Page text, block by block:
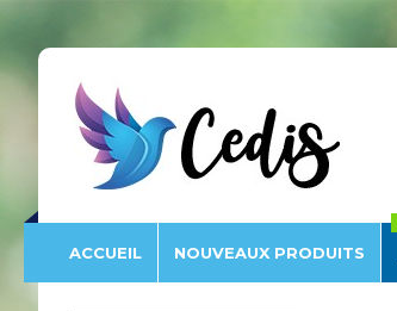
Éditions
Cedis
ACCUEIL NOUVEAUX PRODUITS